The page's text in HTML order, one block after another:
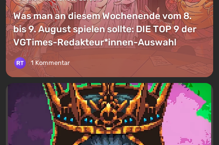
Was man an diesem Wochenende vom 8.
bis 9. August spielen sollte: DIE TOP 9 der
VGTimes-Redakteur*innen-Auswahl
1 Kommentar